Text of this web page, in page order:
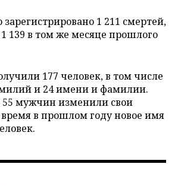
зарегистрировано 1 211 смертей,
139 в том же месяце прошлого
177 человек, в том числе
и 24 имени и фамилии.
мужчин изменили свои
в прошлом году новое имя